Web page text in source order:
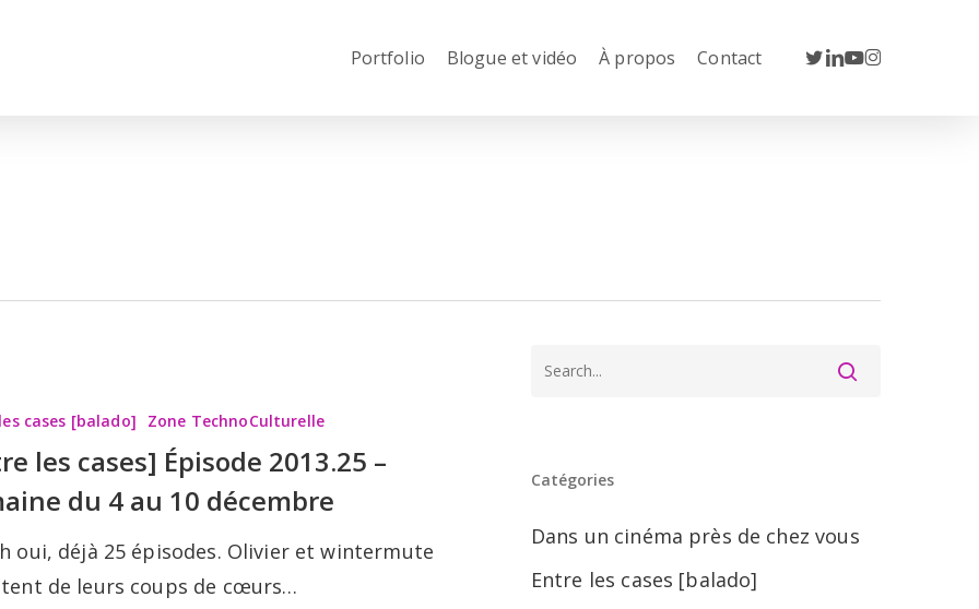
Portfolio Blogue et vidéo À propos Contact twitter
linkedin
youtube
instagram
cases [balado] Zone TechnoCulturelle
les cases] Épisode 2013.25 –
du 4 au 10 décembre
oui, déjà 25 épisodes. Olivier et wintermute
de leurs coups de cœurs…
Catégories
Dans un cinéma près de chez vous
Entre les cases [balado]